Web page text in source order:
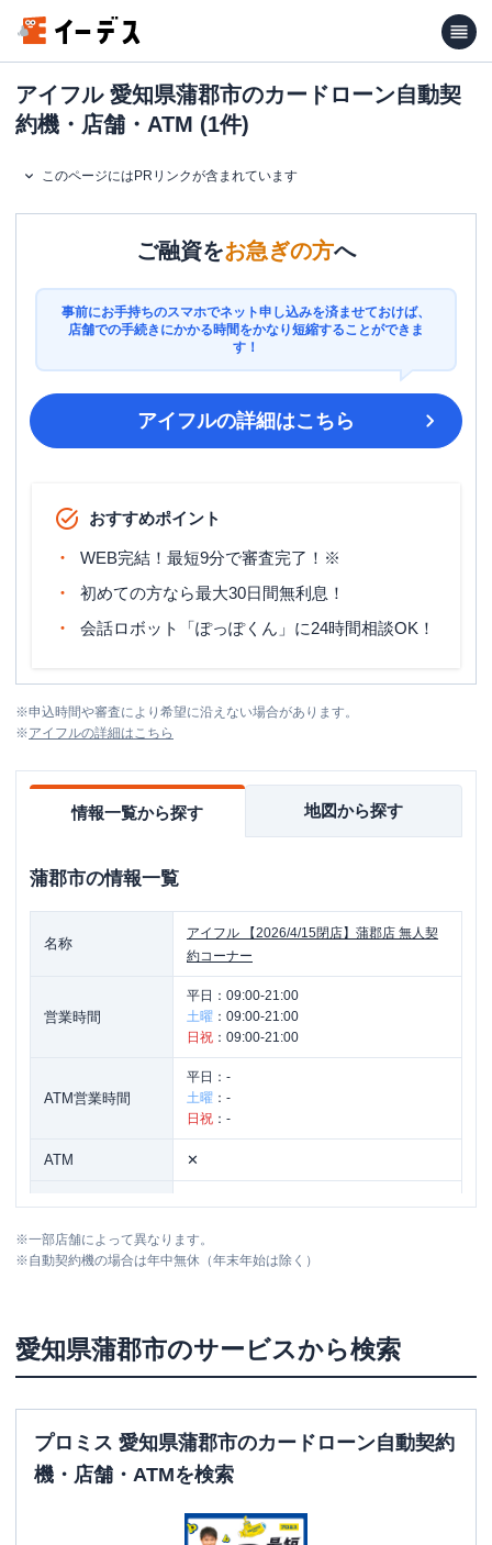
アイフル 愛知県蒲郡市のカードローン自動契
約機・店舗・ATM (1件)
このページにはPRリンクが含まれています
ご融資をお急ぎの方へ
事前にお手持ちのスマホでネット申し込みを済ませておけば、
店舗での手続きにかかる時間をかなり短縮することができま
す！
アイフルの詳細はこちら
おすすめポイント
WEB完結！最短9分で審査完了！※
初めての方なら最大30日間無利息！
会話ロボット「ぽっぽくん」に24時間相談OK！
※申込時間や審査により希望に沿えない場合があります。
※アイフルの詳細はこちら
情報一覧から探す 地図から探す
蒲郡市の情報一覧
名称
アイフル
【2026/4/15閉店】蒲郡店 無人契
約コーナー
営業時間
平日： 09:00-21:00
土曜 ： 09:00-21:00
日祝 ： 09:00-21:00
ATM営業時間
平日： -
土曜 ： -
日祝 ： -
ATM ✕
住所 愛知県蒲郡市竹谷町浜田１１－１
※一部店舗によって異なります。
※自動契約機の場合は年中無休（年末年始は除く）
愛知県蒲郡市のサービスから検索
プロミス 愛知県蒲郡市のカードローン自動契約
機・店舗・ATMを検索